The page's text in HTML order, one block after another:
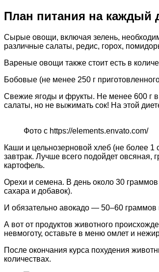
План питания на каждый
Сырые овощи, включая зелень,
различные салаты, редис, горох,
Вареные овощи также стоит есть в
Бобовые (не менее 250 г
Свежие ягоды и фрукты. Не менее 600 г
салаты, но не выжимать сок! На этой
Фото с https://elements.envato.com/
Каши и цельнозерновой хлеб (не более 1
завтрак. Лучше всего подойдет овсяная,
картофель.
Орехи и семена. В день около 30
сахара и добавок).
И обязательно авокадо — 50–60 граммов
А вот от продуктов животного
невмоготу, оставьте в меню омлет и
После окончания курса похудения
количествах.